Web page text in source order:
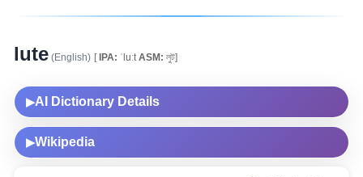
lute (English) [IPA: ˈluːtASM: লুট]
▶AI Dictionary Details
▶Wikipedia